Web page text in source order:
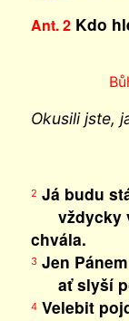
Ant. 2Kdo
Okusili jste,
2 Já budu
vždycky v
chvála.
3Jen
ať slyší
4Velebit